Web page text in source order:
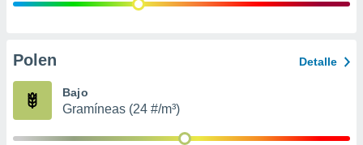
publicidad
Polen Detalle
Bajo
Gramíneas (24 #/m³)